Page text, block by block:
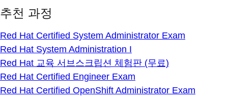
추천 과정
Red Hat Certified System Administrator Exam
Red Hat System Administration I
Red Hat 교육 서브스크립션 체험판 (무료)
Red Hat Certified Engineer Exam
Red Hat Certified OpenShift Administrator Exam